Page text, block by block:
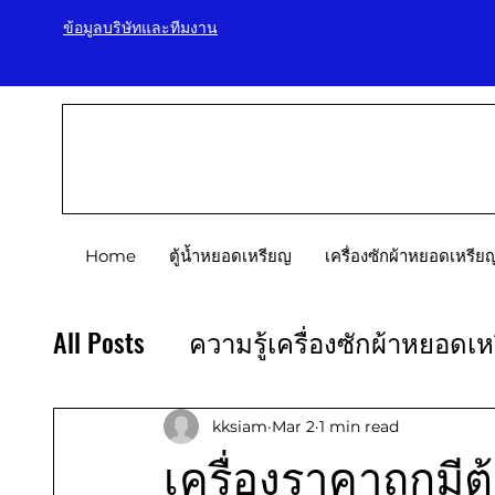
ข้อมูลบริษัทและทีมงาน
Home ตู้น้ำหยอดเหรียญ เครื่องซักผ้าหยอดเหรีย
All Posts ความรู้เครื่องซักผ้าหยอดเ
ความรู้ธุรกิจหยอดเหรียญ
เครื่องราคาถูกมี
kksiam Mar 2 1 min read